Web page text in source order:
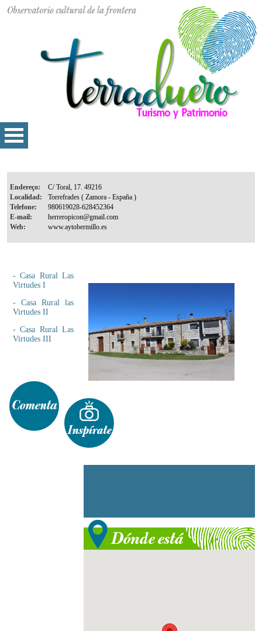
Endereço:
Localidad:
Telefone:
E-mail:
Web:
-Casa Rural Las
Virtudes I
- Casa Rural las
Virtudes II
-Casa Rural Las
Virtudes III